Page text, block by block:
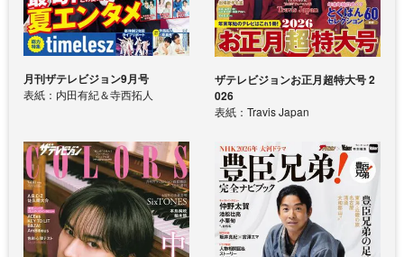
月刊ザテレビジョン9月号
表紙：内田有紀＆寺西拓人
ザテレビジョンお正月超特大号 2
026
表紙：Travis Japan